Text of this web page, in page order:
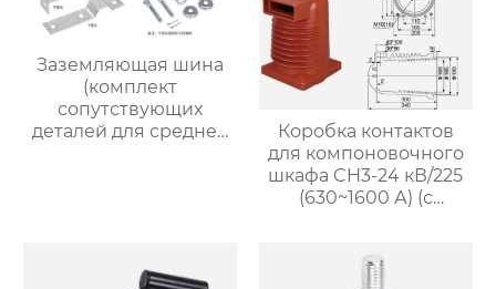
Заземляющая шина
(комплект
сопутствующих
деталей для средней
Коробка контактов
для компоновочного
шкафа CH3-24 кВ/225
(630~1600 А) (с